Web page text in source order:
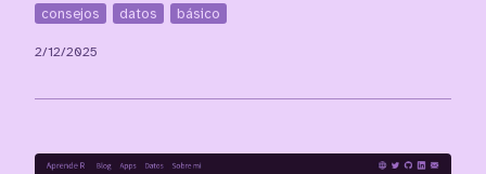
consejos datos básico
2/12/2025